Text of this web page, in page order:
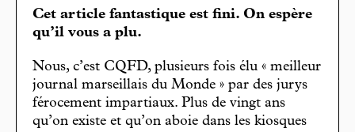
Cet article fantastique est fini. On espère
qu’il vous a plu.
Nous, c’est CQFD, plusieurs fois élu « meilleur
journal marseillais du Monde » par des jurys
férocement impartiaux. Plus de vingt ans
qu’on existe et qu’on aboie dans les kiosques